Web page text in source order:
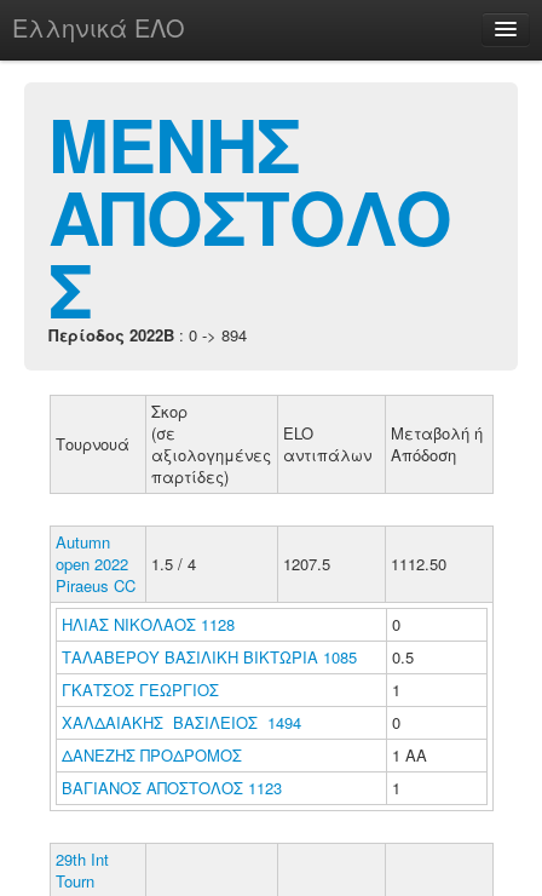
Ελληνικά ΕΛΟ
chesstu.be @ discord
Login
ΜΕΝΗΣ
ΑΠΟΣΤΟΛΟ
Σ
Περίοδος 2022B : 0 -> 894
Τουρνουά
Σκορ
(σε
αξιολογημένες
παρτίδες)
ELO
αντιπάλων
Μεταβολή ή
Απόδοση
Autumn
open 2022
Piraeus CC
1.5 / 4 1207.5 1112.50
ΗΛΙΑΣ ΝΙΚΟΛΑΟΣ 1128
0
ΤΑΛΑΒΕΡΟΥ ΒΑΣΙΛΙΚΗ ΒΙΚΤΩΡΙΑ 1085
0.5
ΓΚΑΤΣΟΣ ΓΕΩΡΓΙΟΣ
1
ΧΑΛΔΑΙΑΚΗΣ ΒΑΣΙΛΕΙΟΣ 1494
0
ΔΑΝΕΖΗΣ ΠΡΟΔΡΟΜΟΣ
1 ΑΑ
ΒΑΓΙΑΝΟΣ ΑΠΟΣΤΟΛΟΣ 1123
1
29th Int
Tourn